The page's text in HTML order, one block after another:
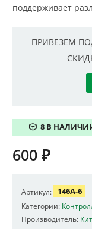
поддерживает
ПРИВЕЗЕМ
8 В
600 ₽
Артикул: 146A-6
Категории:
Производитель: